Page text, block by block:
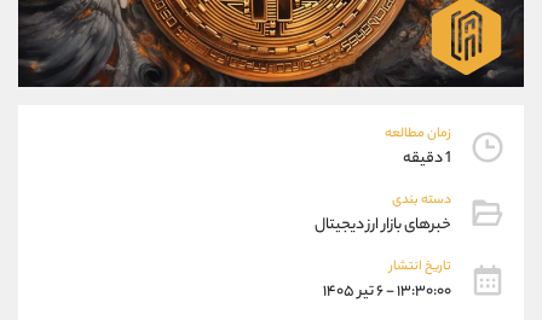
زمان مطالعه
1 دقیقه
دسته بندی
خبرهای بازار ارز دیجیتال
تاریخ انتشار
۱۳:۳۰:۰۰ - ۶ تیر ۱۴۰۵
09101364784
واتساپ شروع گفتگو
تلگرام @Armteam_admin_104
پشتیبان فروش
موبایل
واتساپ
تلگرام
داخلی